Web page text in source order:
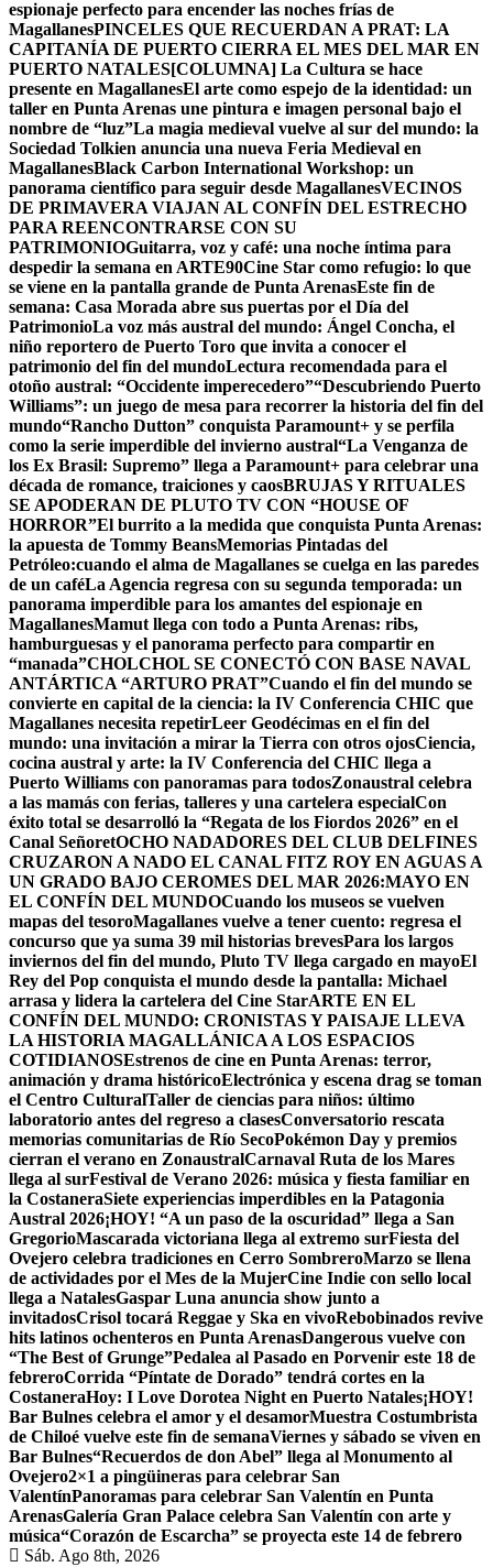
espionaje perfecto para encender las noches frías de
MagallanesPINCELES QUE RECUERDAN A PRAT: LA
CAPITANÍA DE PUERTO CIERRA EL MES DEL MAR EN
PUERTO NATALES[COLUMNA] La Cultura se hace
presente en MagallanesEl arte como espejo de la identidad: un
taller en Punta Arenas une pintura e imagen personal bajo el
nombre de “luz”La magia medieval vuelve al sur del mundo: la
Sociedad Tolkien anuncia una nueva Feria Medieval en
MagallanesBlack Carbon International Workshop: un
panorama científico para seguir desde MagallanesVECINOS
DE PRIMAVERA VIAJAN AL CONFÍN DEL ESTRECHO
PARA REENCONTRARSE CON SU
PATRIMONIOGuitarra, voz y café: una noche íntima para
despedir la semana en ARTE90Cine Star como refugio: lo que
se viene en la pantalla grande de Punta ArenasEste fin de
semana: Casa Morada abre sus puertas por el Día del
PatrimonioLa voz más austral del mundo: Ángel Concha, el
niño reportero de Puerto Toro que invita a conocer el
patrimonio del fin del mundoLectura recomendada para el
otoño austral: “Occidente imperecedero”“Descubriendo Puerto
Williams”: un juego de mesa para recorrer la historia del fin del
mundo“Rancho Dutton” conquista Paramount+ y se perfila
como la serie imperdible del invierno austral“La Venganza de
los Ex Brasil: Supremo” llega a Paramount+ para celebrar una
década de romance, traiciones y caosBRUJAS Y RITUALES
SE APODERAN DE PLUTO TV CON “HOUSE OF
HORROR”El burrito a la medida que conquista Punta Arenas:
la apuesta de Tommy BeansMemorias Pintadas del
Petróleo:cuando el alma de Magallanes se cuelga en las paredes
de un caféLa Agencia regresa con su segunda temporada: un
panorama imperdible para los amantes del espionaje en
MagallanesMamut llega con todo a Punta Arenas: ribs,
hamburguesas y el panorama perfecto para compartir en
“manada”CHOLCHOL SE CONECTÓ CON BASE NAVAL
ANTÁRTICA “ARTURO PRAT”Cuando el fin del mundo se
convierte en capital de la ciencia: la IV Conferencia CHIC que
Magallanes necesita repetirLeer Geodécimas en el fin del
mundo: una invitación a mirar la Tierra con otros ojosCiencia,
cocina austral y arte: la IV Conferencia del CHIC llega a
Puerto Williams con panoramas para todosZonaustral celebra
a las mamás con ferias, talleres y una cartelera especialCon
éxito total se desarrolló la “Regata de los Fiordos 2026” en el
Canal SeñoretOCHO NADADORES DEL CLUB DELFINES
CRUZARON A NADO EL CANAL FITZ ROY EN AGUAS A
UN GRADO BAJO CEROMES DEL MAR 2026:MAYO EN
EL CONFÍN DEL MUNDOCuando los museos se vuelven
mapas del tesoroMagallanes vuelve a tener cuento: regresa el
concurso que ya suma 39 mil historias brevesPara los largos
inviernos del fin del mundo, Pluto TV llega cargado en mayoEl
Rey del Pop conquista el mundo desde la pantalla: Michael
arrasa y lidera la cartelera del Cine StarARTE EN EL
CONFÍN DEL MUNDO: CRONISTAS Y PAISAJE LLEVA
LA HISTORIA MAGALLÁNICA A LOS ESPACIOS
COTIDIANOSEstrenos de cine en Punta Arenas: terror,
animación y drama históricoElectrónica y escena drag se toman
el Centro CulturalTaller de ciencias para niños: último
laboratorio antes del regreso a clasesConversatorio rescata
memorias comunitarias de Río SecoPokémon Day y premios
cierran el verano en ZonaustralCarnaval Ruta de los Mares
llega al surFestival de Verano 2026: música y fiesta familiar en
la CostaneraSiete experiencias imperdibles en la Patagonia
Austral 2026¡HOY! “A un paso de la oscuridad” llega a San
GregorioMascarada victoriana llega al extremo surFiesta del
Ovejero celebra tradiciones en Cerro SombreroMarzo se llena
de actividades por el Mes de la MujerCine Indie con sello local
llega a NatalesGaspar Luna anuncia show junto a
invitadosCrisol tocará Reggae y Ska en vivoRebobinados revive
hits latinos ochenteros en Punta ArenasDangerous vuelve con
“The Best of Grunge”Pedalea al Pasado en Porvenir este 18 de
febreroCorrida “Píntate de Dorado” tendrá cortes en la
CostaneraHoy: I Love Dorotea Night en Puerto Natales¡HOY!
Bar Bulnes celebra el amor y el desamorMuestra Costumbrista
de Chiloé vuelve este fin de semanaViernes y sábado se viven en
Bar Bulnes“Recuerdos de don Abel” llega al Monumento al
Ovejero2×1 a pingüineras para celebrar San
ValentínPanoramas para celebrar San Valentín en Punta
ArenasGalería Gran Palace celebra San Valentín con arte y
música“Corazón de Escarcha” se proyecta este 14 de febrero
Sáb. Ago 8th, 2026